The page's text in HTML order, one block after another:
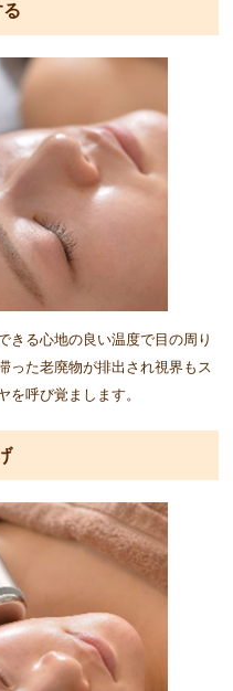
きる心地の良い温度で目の周り
った老廃物が排出され視界もス
を呼び覚まします。